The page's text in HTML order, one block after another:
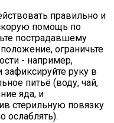
правильно и
помощь по
пострадавшему
ограничьте
- например,
зафиксируйте руку в
питьё (воду, чай,
яда, и
стерильную повязку
ослаблять).